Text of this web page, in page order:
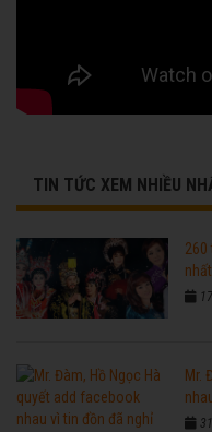
TIN TỨC XEM NHIỀU
260
Mr.